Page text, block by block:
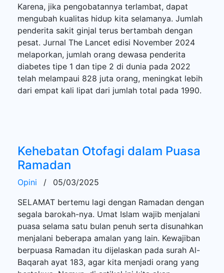
Karena, jika pengobatannya terlambat, dapat
mengubah kualitas hidup kita selamanya. Jumlah
penderita sakit ginjal terus bertambah dengan
pesat. Jurnal The Lancet edisi November 2024
melaporkan, jumlah orang dewasa penderita
diabetes tipe 1 dan tipe 2 di dunia pada 2022
telah melampaui 828 juta orang, meningkat lebih
dari empat kali lipat dari jumlah total pada 1990.
Kehebatan Otofagi dalam Puasa
Ramadan
Opini /
05/03/2025
SELAMAT bertemu lagi dengan Ramadan dengan
segala barokah-nya. Umat Islam wajib menjalani
puasa selama satu bulan penuh serta disunahkan
menjalani beberapa amalan yang lain. Kewajiban
berpuasa Ramadan itu dijelaskan pada surah Al-
Baqarah ayat 183, agar kita menjadi orang yang